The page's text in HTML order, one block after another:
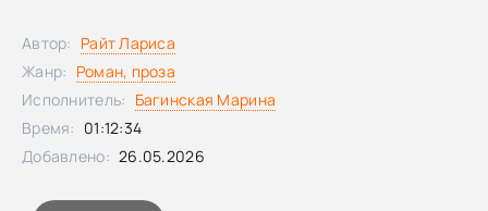
Автор: Райт Лариса
Жанр: Роман, проза
Исполнитель: Багинская Марина
Время: 01:12:34
Добавлено: 26.05.2026